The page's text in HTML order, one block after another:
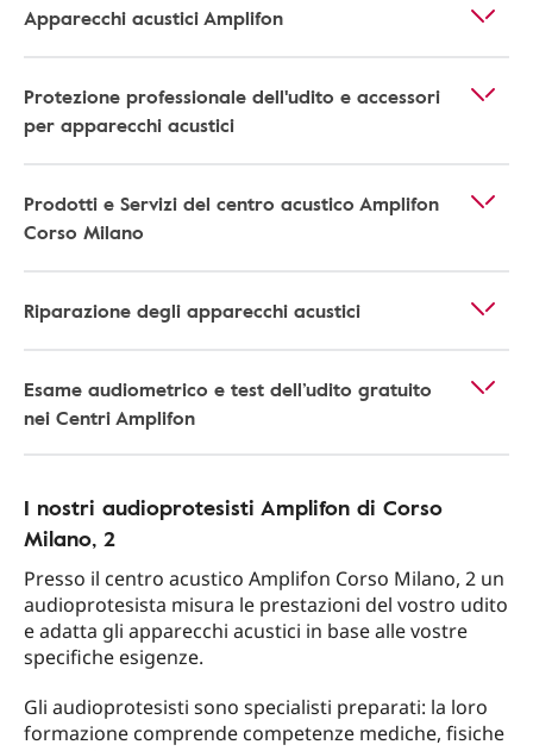
Apparecchi acustici Amplifon
Protezione professionale dell'udito e accessori
per apparecchi acustici
Prodotti e Servizi del centro acustico Amplifon
Corso Milano
Riparazione degli apparecchi acustici
Esame audiometrico e test dell’udito gratuito
nei Centri Amplifon
I nostri audioprotesisti Amplifon di Corso
Milano, 2
Presso il centro acustico Amplifon Corso Milano, 2 un
audioprotesista misura le prestazioni del vostro udito
e adatta gli apparecchi acustici in base alle vostre
specifiche esigenze.
Gli audioprotesisti sono specialisti preparati: la loro
formazione comprende competenze mediche, fisiche